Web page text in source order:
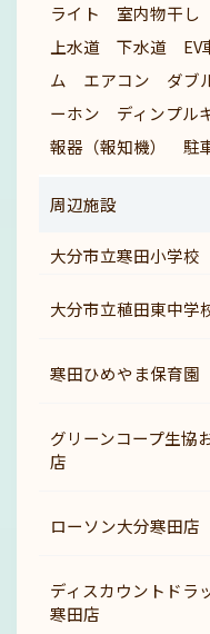
ライト 室内物干
上水道 下水道 EV
ム エアコン ダブ
ーホン ディンプル
報器（報知機） 駐
周辺施設
大分市立寒田小学校
大分市立稙田東中学
寒田ひめやま保育園
グリーンコープ生協
店
ローソン大分寒田店
ディスカウントドラ
寒田店